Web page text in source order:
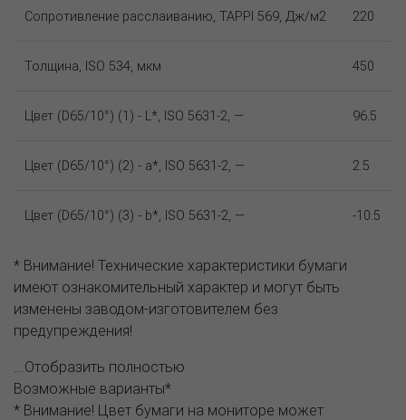
Сопротивление расслаиванию, TAPPI 569, Дж/м2 220
Толщина, ISO 534, мкм 450
Цвет (D65/10°) (1) - L*, ISO 5631-2, — 96.5
Цвет (D65/10°) (2) - a*, ISO 5631-2, — 2.5
Цвет (D65/10°) (3) - b*, ISO 5631-2, — -10.5
* Внимание! Технические характеристики бумаги
имеют ознакомительный характер и могут быть
изменены заводом-изготовителем без
предупреждения!
...Отобразить полностью
Возможные варианты*
* Внимание! Цвет бумаги на мониторе может